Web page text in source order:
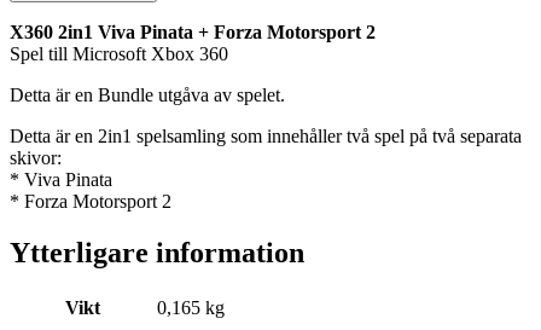
X360 2in1 Viva Pinata + Forza Motorsport 2
Spel till Microsoft Xbox 360
Detta är en Bundle utgåva av spelet.
Detta är en 2in1 spelsamling som innehåller två spel på två separata
skivor:
* Viva Pinata
* Forza Motorsport 2
Ytterligare information
Vikt 0,165 kg